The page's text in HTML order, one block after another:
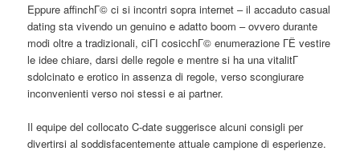
Eppure affinchГ© ci si incontri sopra internet – il accaduto casual
dating sta vivendo un genuino e adatto boom – ovvero durante
modi oltre a tradizionali, ciГІ cosicchГ© enumerazione ГЁ vestire
le idee chiare, darsi delle regole e mentre si ha una vitalitГ
sdolcinato e erotico in assenza di regole, verso scongiurare
inconvenienti verso noi stessi e ai partner.
Il equipe del collocato C-date suggerisce alcuni consigli per
divertirsi al soddisfacentemente attuale campione di esperienze.